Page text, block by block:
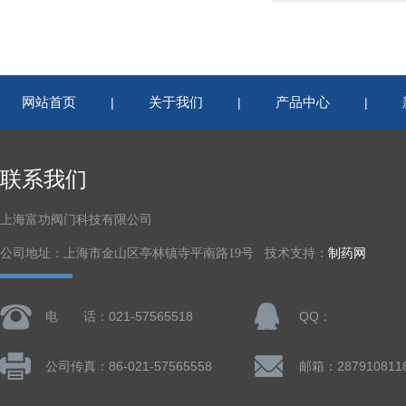
网站首页 | 关于我们 | 产品中心 |
联系我们
上海富功阀门科技有限公司
公司地址：上海市金山区亭林镇寺平南路19号 技术支持： 制药网
电 话：021-57565518 QQ：
公司传真：86-021-57565558 邮箱：